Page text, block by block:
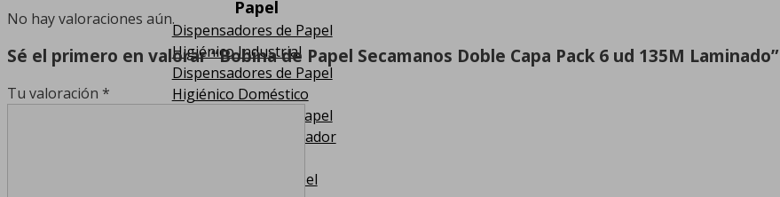
Papel
Dispensadores de Papel
Higiénico Industrial
Dispensadores de Papel
Higiénico Doméstico
Dispensadores de Papel
Dispensador
Dispensador de Papel
No hay valoraciones aún.
Sé el primero en valorar “Bobina de Papel Secamanos Doble Capa Pack 6 ud 135M Laminado”
Tu valoración *